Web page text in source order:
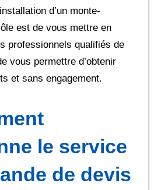
d’un monte-
est de vous mettre en
professionnels qualifiés de
vous permettre d’obtenir
et sans engagement.
le service
de devis